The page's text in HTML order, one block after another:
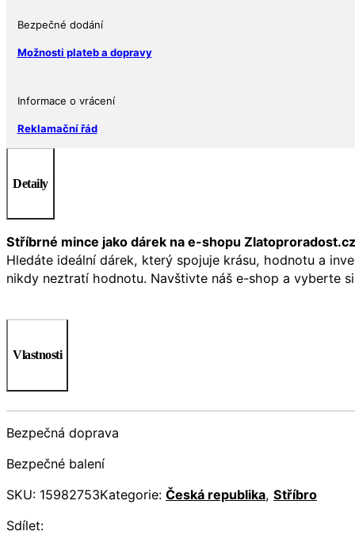
množství
Bezpečné dodání
Možnosti plateb a dopravy
Informace o vrácení
Reklamační řád
Detaily
Stříbrné mince jako dárek na e-shopu Zlatoproradost.cz
Hledáte ideální dárek, který spojuje krásu, hodnotu a
nikdy neztratí hodnotu. Navštivte náš e-shop a vyberte
Vlastnosti
Bezpečná doprava
Bezpečné balení
SKU: 15982753Kategorie: Česká republika, Stříbro
Sdílet: